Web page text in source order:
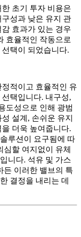
초기 투자 비용은
성과 낮은 유지 관
효과가 있는 경우
효율적인 작동으로
택이 되었습니다.
적이고 효율적인 유
택입니다. 내구성,
도성으로 인해 광범
설계, 손쉬운 유지
더욱 높여줍니다.
루션이 요구됨에 따
할 여지없이 유체
니다. 석유 및 가스
든 이러한 밸브의 특
결정을 내리는 데